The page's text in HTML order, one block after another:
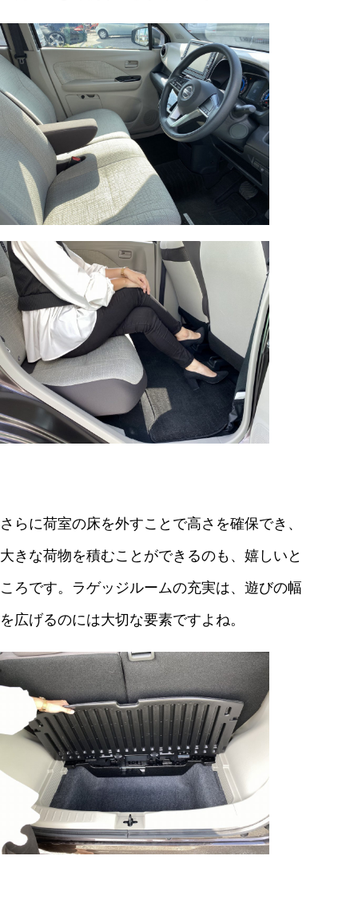
さらに荷室の床を外すことで高さを確保でき、
大きな荷物を積むことができるのも、嬉しいと
ころです。ラゲッジルームの充実は、遊びの幅
を広げるのには大切な要素ですよね。